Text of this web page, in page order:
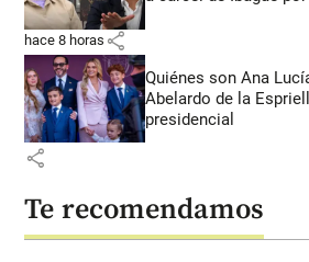
hace 8 horas share
Quiénes son Ana
Abelardo de la
presidencial
share
Te recomendamos